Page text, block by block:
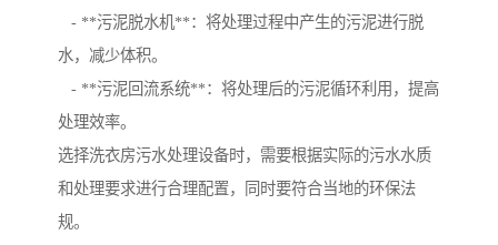
- **污泥脱水机**：将处理过程中产生的污泥进行脱
水，减少体积。
- **污泥回流系统**：将处理后的污泥循环利用，提高
处理效率。
选择洗衣房污水处理设备时，需要根据实际的污水水质
和处理要求进行合理配置，同时要符合当地的环保法
规。